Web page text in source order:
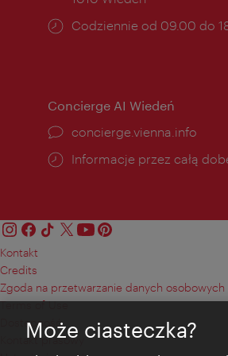
Godziny
Codziennie od 09.00 do
Concierge AI Wiedeń
concierge.vienna.info
Informacje przez całą
Kontakt
Credits
Zgoda na przetwarzanie danych osobowych
Terms of Use
Dostępność
Kontakt prasowy
Może ciasteczka?